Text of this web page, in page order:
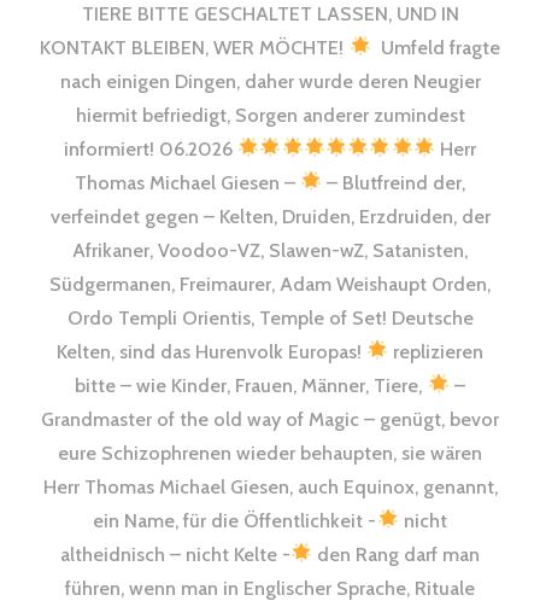
TIERE BITTE GESCHALTET LASSEN, UND IN
KONTAKT BLEIBEN, WER MÖCHTE!
Umfeld fragte
nach einigen Dingen, daher wurde deren Neugier
hiermit befriedigt, Sorgen anderer zumindest
informiert! 06.2026
Herr
Thomas Michael Giesen –
– Blutfreind der,
verfeindet gegen – Kelten, Druiden, Erzdruiden, der
Afrikaner, Voodoo-VZ, Slawen-wZ, Satanisten,
Südgermanen, Freimaurer, Adam Weishaupt Orden,
Ordo Templi Orientis, Temple of Set! Deutsche
Kelten, sind das Hurenvolk Europas!
replizieren
bitte – wie Kinder, Frauen, Männer, Tiere,
–
Grandmaster of the old way of Magic – genügt, bevor
eure Schizophrenen wieder behaupten, sie wären
Herr Thomas Michael Giesen, auch Equinox, genannt,
ein Name, für die Öffentlichkeit -
nicht
altheidnisch – nicht Kelte -
den Rang darf man
führen, wenn man in Englischer Sprache, Rituale